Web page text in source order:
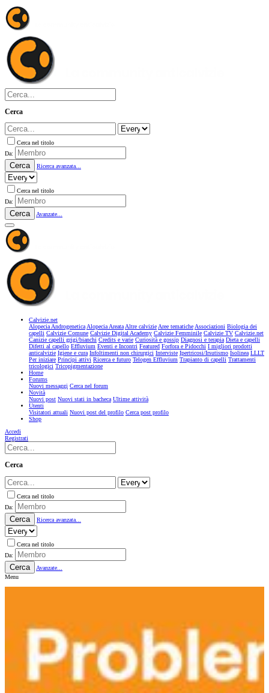
Cerca
Cerca nel titolo
Da:
Cerca Ricerca avanzata...
Cerca nel titolo
Da:
Cerca Avanzate...
Calvizie.net
Alopecia AndrogeneticaAlopecia AreataAltre calvizieAree tematicheAssociazioni Biologia dei
capelli Calvizie Comune Calvizie Digital Academy Calvizie Femminile Calvizie TV Calvizie.net
Canizie capelli grigi/bianchi Credits e varie Curiosità e gossip Diagnosi e terapia Dieta e capelli
Difetti al capello Effluvium Eventi e Incontri Featured Forfora e Pidocchi I migliori prodotti
anticalvizie Igiene e cura Infoltimenti non chirurgici Interviste Ipertricosi/Irsutismo Isolinea LLLT
Per iniziare Principi attivi Ricerca e futuro Telogen Effluvium Trapianto di capelli Trattamenti
tricologici Tricopigmentazione
Home
Forums
Nuovi messaggi Cerca nel forum
Novità
Nuovi post Nuovi stati in bacheca Ultime attività
Utenti
Visitatori attuali Nuovi post del profilo Cerca post profilo
Shop
Accedi
Registrati
Cerca
Cerca nel titolo
Da:
Cerca Ricerca avanzata...
Cerca nel titolo
Da:
Cerca
Avanzate...
Menu